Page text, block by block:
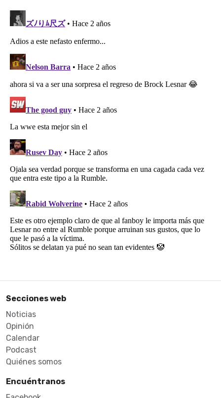
Secciones web
Noticias
Opinión
Calendar
Podcast
Quiénes somos
Encuéntranos